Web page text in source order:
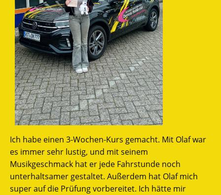
Ich habe einen 3-Wochen-Kurs gemacht. Mit Olaf war
es immer sehr lustig, und mit seinem
Musikgeschmack hat er jede Fahrstunde noch
unterhaltsamer gestaltet. Außerdem hat Olaf mich
super auf die Prüfung vorbereitet. Ich hätte mir